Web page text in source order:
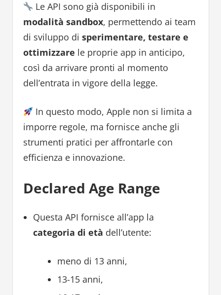
Le API sono già disponibili in
modalità sandbox, permettendo ai team
di sviluppo di sperimentare, testare e
ottimizzare le proprie app in anticipo,
così da arrivare pronti al momento
dell’entrata in vigore della legge.
In questo modo, Apple non si limita a
imporre regole, ma fornisce anche gli
strumenti pratici per affrontarle con
efficienza e innovazione.
Declared Age Range
Questa API fornisce all’app la
categoria di età dell’utente:
meno di 13 anni,
13-15 anni,